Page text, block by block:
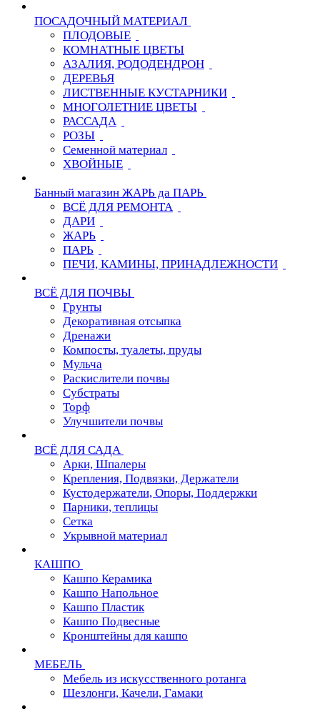
ПОСАДОЧНЫЙ МАТЕРИАЛ
ПЛОДОВЫЕ
КОМНАТНЫЕ ЦВЕТЫ
АЗАЛИЯ, РОДОДЕНДРОН
ДЕРЕВЬЯ
ЛИСТВЕННЫЕ КУСТАРНИКИ
МНОГОЛЕТНИЕ ЦВЕТЫ
РАССАДА
РОЗЫ
Семенной материал
ХВОЙНЫЕ
Банный магазин ЖАРЬ да ПАРЬ
ВСЁ ДЛЯ РЕМОНТА
ДАРИ
ЖАРЬ
ПАРЬ
ПЕЧИ, КАМИНЫ, ПРИНАДЛЕЖНОСТИ
ВСЁ ДЛЯ ПОЧВЫ
Грунты
Декоративная отсыпка
Дренажи
Компосты, туалеты, пруды
Мульча
Раскислители почвы
Субстраты
Торф
Улучшители почвы
ВСЁ ДЛЯ САДА
Арки, Шпалеры
Крепления, Подвязки, Держатели
Кустодержатели, Опоры, Поддержки
Парники, теплицы
Сетка
Укрывной материал
КАШПО
Кашпо Керамика
Кашпо Напольное
Кашпо Пластик
Кашпо Подвесные
Кронштейны для кашпо
МЕБЕЛЬ
Мебель из искусственного ротанга
Шезлонги, Качели, Гамаки